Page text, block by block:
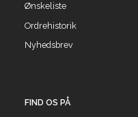
Ønskeliste
Ordrehistorik
Nyhedsbrev
FIND OS PÅ